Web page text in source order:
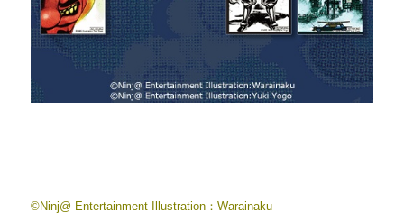
©Ninj@ Entertainment Illustration：Warainaku